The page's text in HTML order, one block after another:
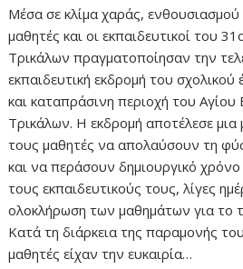
Μέσα σε κλίμα χαράς, ενθουσιασμού
μαθητές και οι εκπαιδευτικοί του
Τρικάλων πραγματοποίησαν την
εκπαιδευτική εκδρομή του
και καταπράσινη περιοχή του
Τρικάλων. Η εκδρομή αποτέλεσε μια
τους μαθητές να απολαύσουν τη
και να περάσουν δημιουργικό
τους εκπαιδευτικούς τους, λίγες
ολοκλήρωση των μαθημάτων για το
Κατά τη διάρκεια της παραμονής
μαθητές είχαν την ευκαιρία…